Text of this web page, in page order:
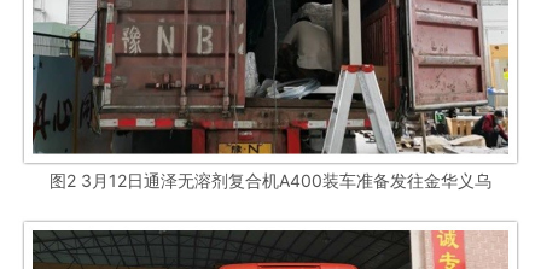
图2 3月12日通泽无溶剂复合机A400装车准备发往金华义乌